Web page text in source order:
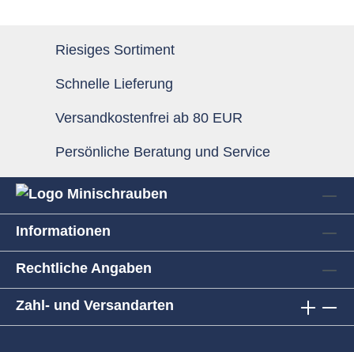
Riesiges Sortiment
Schnelle Lieferung
Versandkostenfrei ab 80 EUR
Persönliche Beratung und Service
Informationen
Rechtliche Angaben
Zahl- und Versandarten